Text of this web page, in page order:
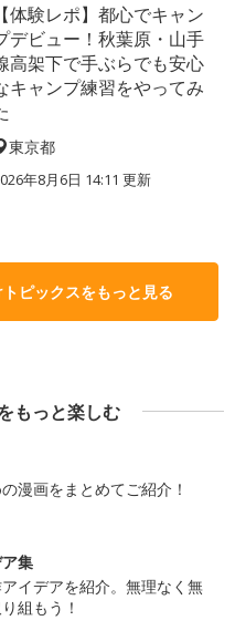
【体験レポ】都心でキャン
デビュー！秋葉原・山手
高架下で手ぶらでも安心
キャンプ練習をやってみ
東京都
年8月6日 14:11 更新
ピックスをもっと見る
もっと楽しむ
漫画をまとめてご紹介！
集
イデアを紹介。無理なく無
組もう！